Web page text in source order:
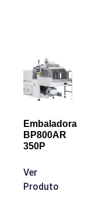
Embaladora
BP800AR
350P
Ver
Produto